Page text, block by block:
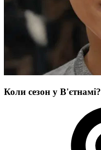
Коли сезон у В'єтнамі?